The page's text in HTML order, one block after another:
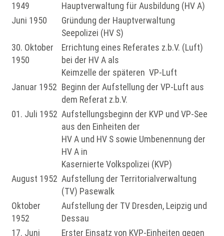
1949
Hauptverwaltung für Ausbildung (HV A)
Juni 1950
Gründung der Hauptverwaltung
Seepolizei (HV S)
30. Oktober
1950
Errichtung eines Referates z.b.V. (Luft)
bei der HV A als
Keimzelle der späteren VP-Luft
Januar 1952 Beginn der Aufstellung der VP-Luft aus
dem Referat z.b.V.
01. Juli 1952 Aufstellungsbeginn der KVP und VP-See
aus den Einheiten der
HV A und HV S sowie Umbenennung der
HV A in
Kasernierte Volkspolizei (KVP)
August 1952 Aufstellung der Territorialverwaltung
(TV) Pasewalk
Oktober
1952
Aufstellung der TV Dresden, Leipzig und
Dessau
17. Juni
Erster Einsatz von KVP-Einheiten gegen